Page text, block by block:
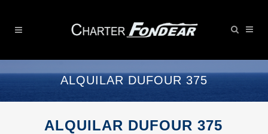
ALQUILAR DUFOUR 375
ALQUILAR DUFOUR 375